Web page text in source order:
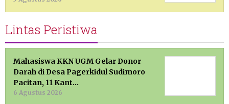
Lintas Peristiwa
Mahasiswa KKN UGM Gelar Donor
Darah di Desa Pagerkidul Sudimoro
Pacitan, 11 Kant…
6 Agustus 2026